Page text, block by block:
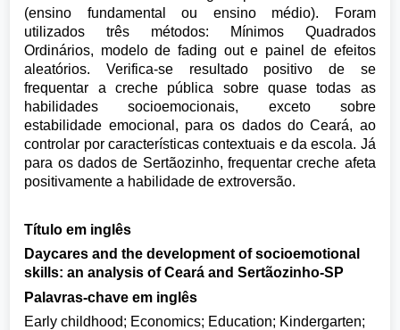
(ensino fundamental ou ensino médio). Foram
utilizados três métodos: Mínimos Quadrados
Ordinários, modelo de fading out e painel de efeitos
aleatórios. Verifica-se resultado positivo de se
frequentar a creche pública sobre quase todas as
habilidades socioemocionais, exceto sobre
estabilidade emocional, para os dados do Ceará, ao
controlar por características contextuais e da escola. Já
para os dados de Sertãozinho, frequentar creche afeta
positivamente a habilidade de extroversão.
Título em inglês
Daycares and the development of socioemotional
skills: an analysis of Ceará and Sertãozinho-SP
Palavras-chave em inglês
Early childhood; Economics; Education; Kindergarten;